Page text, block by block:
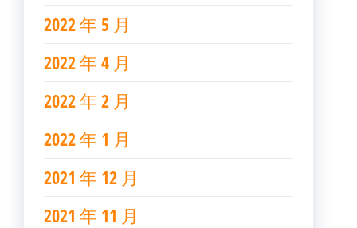
2022 年 5 月
2022 年 4 月
2022 年 2 月
2022 年 1 月
2021 年 12 月
2021 年 11 月